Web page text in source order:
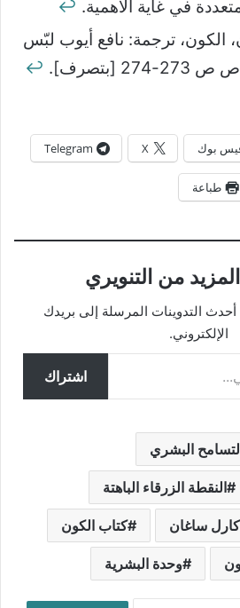
في غاية الأهمية. ↩
الكون، ترجمة: نافع أيوب لبّس
[بتصرف].
↩
بوك X
Telegram
طباعة
من التنويري
التدوينات المرسلة إلى بريدك
الإلكتروني.
اشتراك
البشري
النقطة الزرقاء الباهتة
كارل ساغان كتاب الكون
وحدة البشرية